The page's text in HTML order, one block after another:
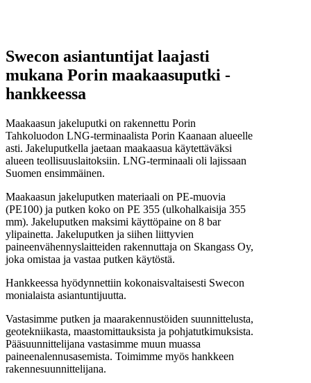
Swecon asiantuntijat laajasti
mukana Porin maakaasuputki -
hankkeessa
Maakaasun jakeluputki on rakennettu Porin
Tahkoluodon LNG-terminaalista Porin Kaanaan alueelle
asti. Jakeluputkella jaetaan maakaasua käytettäväksi
alueen teollisuuslaitoksiin. LNG-terminaali oli lajissaan
Suomen ensimmäinen.
Maakaasun jakeluputken materiaali on PE-muovia
(PE100) ja putken koko on PE 355 (ulkohalkaisija 355
mm). Jakeluputken maksimi käyttöpaine on 8 bar
ylipainetta. Jakeluputken ja siihen liittyvien
paineenvähennyslaitteiden rakennuttaja on Skangass Oy,
joka omistaa ja vastaa putken käytöstä.
Hankkeessa hyödynnettiin kokonaisvaltaisesti Swecon
monialaista asiantuntijuutta.
Vastasimme putken ja maarakennustöiden suunnittelusta,
geotekniikasta, maastomittauksista ja pohjatutkimuksista.
Pääsuunnittelijana vastasimme muun muassa
paineenalennusasemista. Toimimme myös hankkeen
rakennesuunnittelijana.